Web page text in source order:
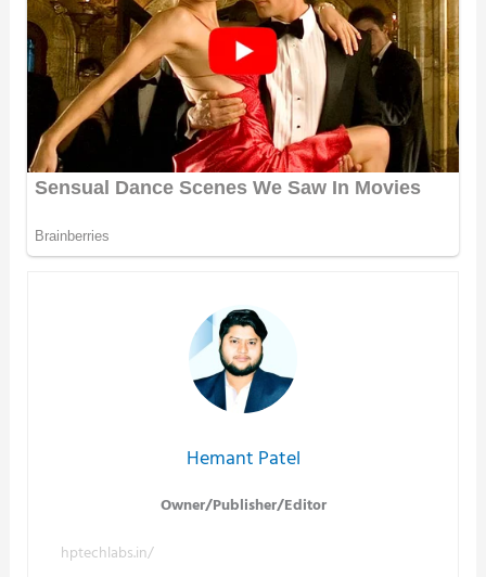
Hemant Patel
Owner/Publisher/Editor
hptechlabs.in/